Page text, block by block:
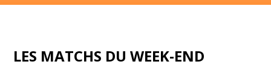
LES MATCHS DU WEEK-END